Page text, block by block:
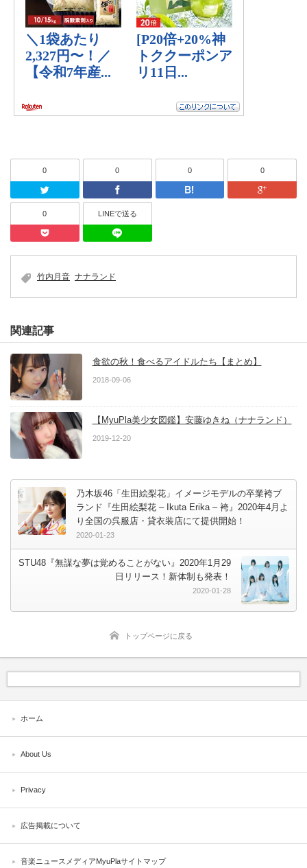
0
Twitter
0
Facebook
0
はてなブッ
0
0
Pocket
LINEで送る
竹内月音 ナナランド
関連記事
食欲の秋！食べるアイドルたち【まとめ】
2018-09-06
【MyuPla美少女図鑑】安藤ゆきね（ナナランド）
2019-12-20
乃木坂46「生田絵梨花」イメージモデルの卒業袴ブ
ランド『生田絵梨花 – Ikuta Erika – 袴』2020年4月よ
り全国の呉服店・貸衣装店にて提供開始！
2020-01-23
STU48『無謀な夢は覚めることがない』2020年1月29
日リリース！新体制も発表！
2020-01-28
トップページに戻る
ホーム
About Us
Privacy
広告掲載について
音楽ニュースメディアMyuPlaサイトマップ